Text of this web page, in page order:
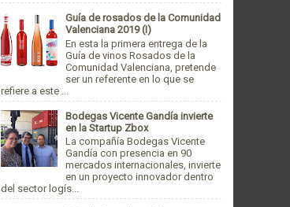
Guía de rosados de la Comunidad
Valenciana 2019 (I)
En esta la primera entrega de la
Guía de vinos Rosados de la
Comunidad Valenciana, pretende
ser un referente en lo que se
refiere a este ...
Bodegas Vicente Gandía invierte
en la Startup Zbox
La compañía Bodegas Vicente
Gandía con presencia en 90
mercados internacionales, invierte
en un proyecto innovador dentro
del sector logís...